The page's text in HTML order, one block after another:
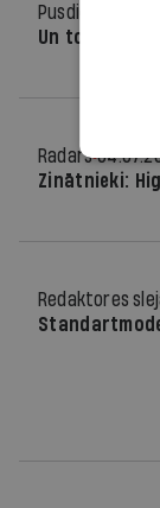
Pusdienās
Un tomēr
Radars
Zinātnieki:
Redaktores